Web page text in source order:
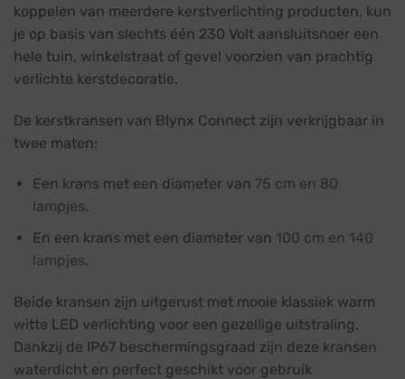
koppelen van meerdere kerstverlichting producten, kun
je op basis van slechts één 230 Volt aansluitsnoer een
hele tuin, winkelstraat of gevel voorzien van prachtig
verlichte kerstdecoratie.
De kerstkransen van Blynx Connect zijn verkrijgbaar in
twee maten:
Een krans met een diameter van 75 cm en 80
lampjes.
En een krans met een diameter van 100 cm en 140
lampjes.
Beide kransen zijn uitgerust met mooie klassiek warm
witte LED verlichting voor een gezellige uitstraling.
Dankzij de IP67 beschermingsgraad zijn deze kransen
waterdicht en perfect geschikt voor gebruik